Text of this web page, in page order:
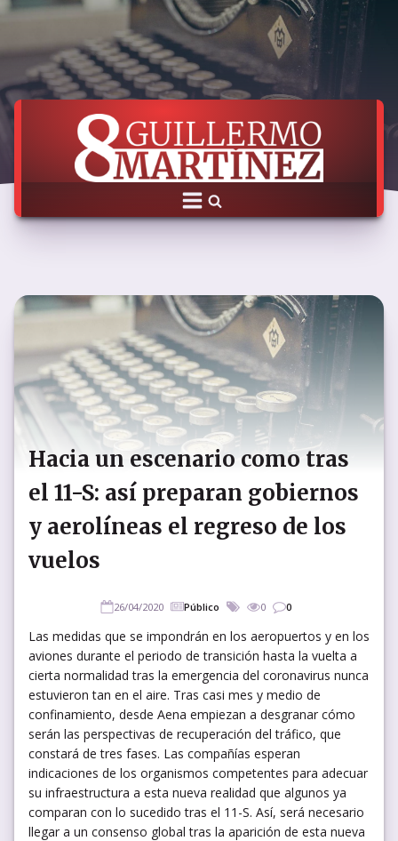
Hacia un escenario como tras
el 11-S: así preparan gobiernos
y aerolíneas el regreso de los
vuelos​
26/04/2020 Público 0 0
Las medidas que se impondrán en los aeropuertos y en los
aviones durante el periodo de transición hasta la vuelta a
cierta normalidad tras la emergencia del coronavirus nunca
estuvieron tan en el aire. Tras casi mes y medio de
confinamiento, desde Aena empiezan a desgranar cómo
serán las perspectivas de recuperación del tráfico, que
constará de tres fases. Las compañías esperan
indicaciones de los organismos competentes para adecuar
su infraestructura a esta nueva realidad que algunos ya
comparan con lo sucedido tras el 11-S. Así, será necesario
llegar a un consenso global tras la aparición de esta nueva